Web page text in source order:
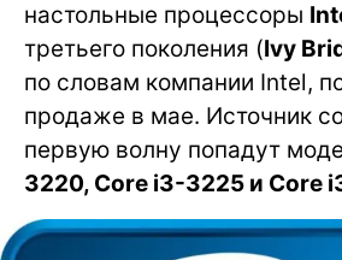
настольные процессоры
третьего поколения (Ivy
по словам компании Intel,
продаже в мае. Источник
первую волну попадут
3220, Core i3-3225 и Core